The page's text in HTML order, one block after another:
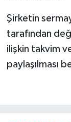
Şirketin
tarafından
ilişkin takvim
paylaşılması